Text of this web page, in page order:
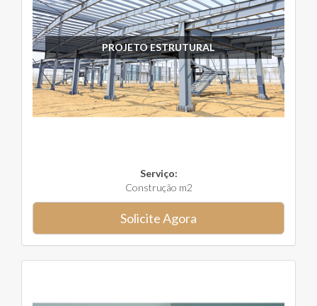
PROJETO ESTRUTURAL
Serviço:
Construção m2
Solicite Agora